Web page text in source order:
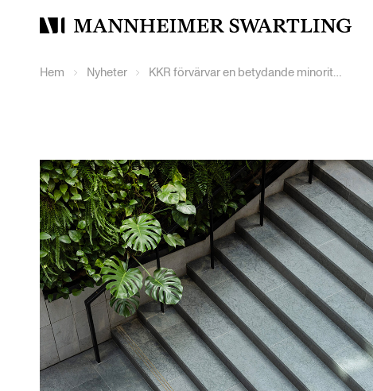
Mannheimer
Hem Nyheter KKR förvärvar en betydande minoritetsandel i Etraveli Group